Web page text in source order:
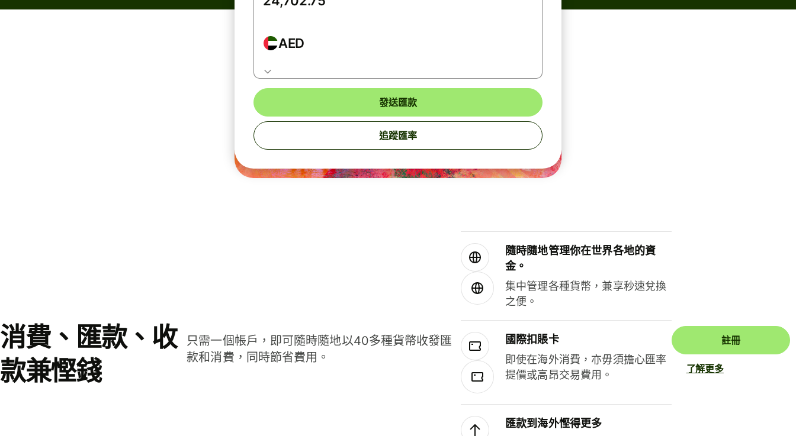
AED
發送匯款
追蹤匯率
消費、匯款、收
款兼慳錢
只需一個帳戶，即可隨時隨地以40多種貨幣收發匯
款和消費，同時節省費用。
隨時隨地管理你在世界各地的資
金。
集中管理各種貨幣，兼享秒速兌換
之便。
國際扣賬卡
即使在海外消費，亦毋須擔心匯率
提價或高昂交易費用。
匯款到海外慳得更多
註冊
了解更多